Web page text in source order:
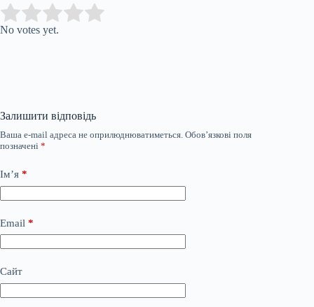
Rate this item:
No votes yet.
Залишити відповідь
Ваша e-mail адреса не оприлюднюватиметься. Обов’язкові поля
позначені *
Ім’я *
Email *
Сайт